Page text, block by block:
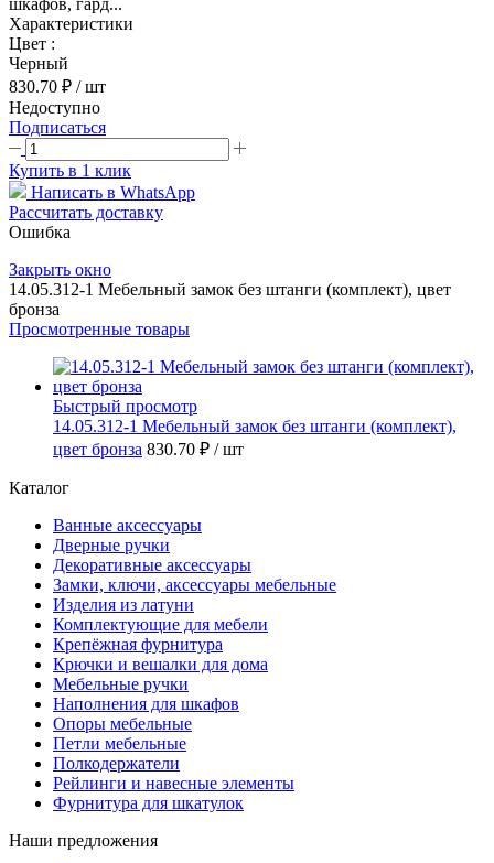
Характеристики
Цвет :
Черный
830.70 ₽ / шт
Недоступно
Подписаться
Купить в 1 клик
Написать в WhatsApp
Рассчитать доставку
Ошибка
Закрыть окно
14.05.312-1 Мебельный замок без штанги (комплект), цвет
бронза
Просмотренные товары
Быстрый просмотр
14.05.312-1 Мебельный замок без штанги (комплект),
цвет бронза 830.70 ₽ / шт
Каталог
Ванные аксессуары
Дверные ручки
Декоративные аксессуары
Замки, ключи, аксессуары мебельные
Изделия из латуни
Комплектующие для мебели
Крепёжная фурнитура
Крючки и вешалки для дома
Мебельные ручки
Наполнения для шкафов
Опоры мебельные
Петли мебельные
Полкодержатели
Рейлинги и навесные элементы
Фурнитура для шкатулок
Наши предложения